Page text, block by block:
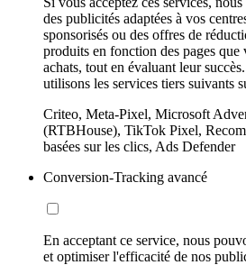
des publicités adaptées à vos
sponsorisés ou des offres de
produits en fonction des pages que
achats, tout en évaluant leur
utilisons les services tiers suivants
Criteo, Meta-Pixel, Microsoft
(RTBHouse), TikTok Pixel,
basées sur les clics, Ads Defender
Conversion-Tracking avancé
En acceptant ce service, nous
et optimiser l'efficacité de nos